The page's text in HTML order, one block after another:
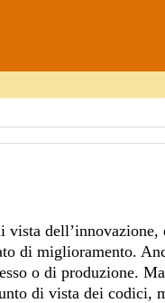
di miglioramento.
o di produzione.
di vista dei codici,